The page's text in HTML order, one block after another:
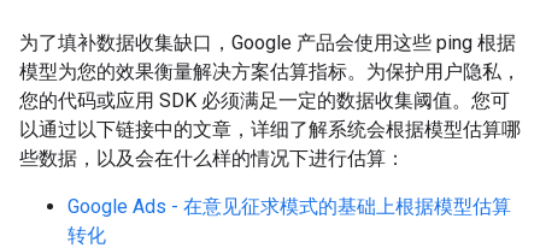
为了填补数据收集缺口，Google 产品会使用这些 ping 根据
模型为您的效果衡量解决方案估算指标。为保护用户隐私，
您的代码或应用 SDK 必须满足一定的数据收集阈值。您可
以通过以下链接中的文章，详细了解系统会根据模型估算哪
些数据，以及会在什么样的情况下进行估算：
Google Ads - 在意见征求模式的基础上根据模型估算
转化